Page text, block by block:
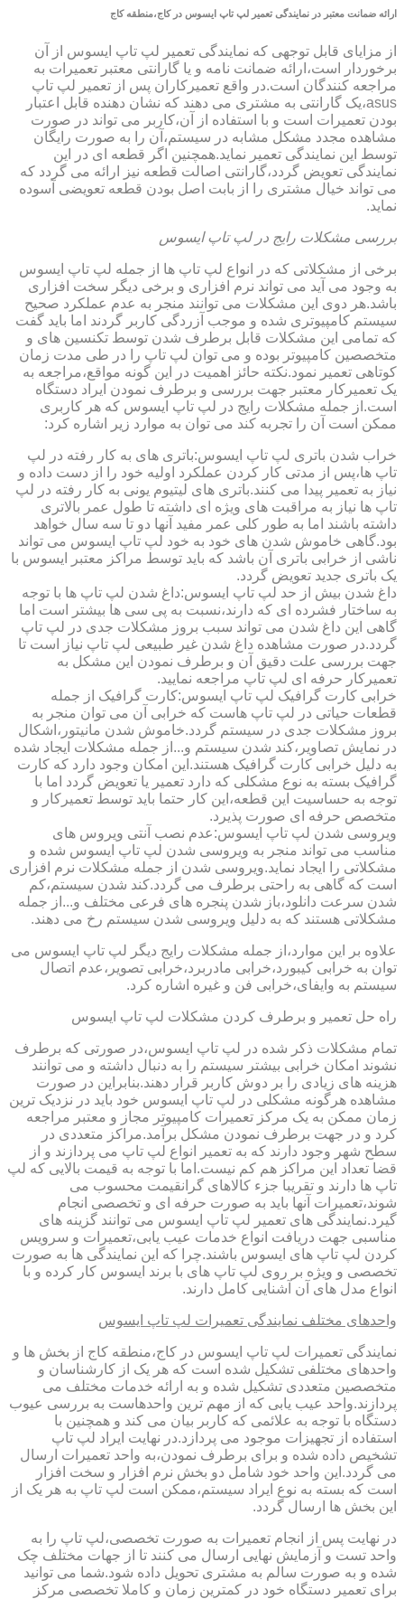
ارائه ضمانت معتبر در نمایندگی تعمیر لپ تاپ ایسوس در کاج،منطقه کاج
از مزایای قابل توجهی که نمایندگی تعمیر لپ تاپ ایسوس از آن
برخوردار است،ارائه ضمانت نامه و یا گارانتی معتبر تعمیرات به
مراجعه کنندگان است.در واقع تعمیرکاران پس از تعمیر لپ تاپ
asus،یک گارانتی به مشتری می دهند که نشان دهنده قابل اعتبار
بودن تعمیرات است و با استفاده از آن،کاربر می تواند در صورت
مشاهده مجدد مشکل مشابه در سیستم،آن را به صورت رایگان
توسط این نمایندگی تعمیر نماید.همچنین اگر قطعه ای در این
نمایندگی تعویض گردد،گارانتی اصالت قطعه نیز ارائه می گردد که
می تواند خیال مشتری را از بابت اصل بودن قطعه تعویضی آسوده
نماید.
بررسی مشکلات رایج در لپ تاپ ایسوس
برخی از مشکلاتی که در انواع لپ تاپ ها از جمله لپ تاپ ایسوس
به وجود می آید می تواند نرم افزاری و برخی دیگر سخت افزاری
باشد.هر دوی این مشکلات می توانند منجر به عدم عملکرد صحیح
سیستم کامپیوتری شده و موجب آزردگی کاربر گردند اما باید گفت
که تمامی این مشکلات قابل برطرف شدن توسط تکنسین های و
متخصصین کامپیوتر بوده و می توان لپ تاپ را در طی مدت زمان
کوتاهی تعمیر نمود.نکته حائز اهمیت در این گونه مواقع،مراجعه به
یک تعمیرکار معتبر جهت بررسی و برطرف نمودن ایراد دستگاه
است.از جمله مشکلات رایج در لپ تاپ ایسوس که هر کاربری
ممکن است آن را تجربه کند می توان به موارد زیر اشاره کرد:
خراب شدن باتری لپ تاپ ایسوس:باتری های به کار رفته در لپ
تاپ ها،پس از مدتی کار کردن عملکرد اولیه خود را از دست داده و
نیاز به تعمیر پیدا می کنند.باتری های لیتیوم یونی به کار رفته در لپ
تاپ ها نیاز به مراقبت های ویژه ای داشته تا طول عمر بالاتری
داشته باشند اما به طور کلی عمر مفید آنها دو تا سه سال خواهد
بود.گاهی خاموش شدن های خود به خود لپ تاپ ایسوس می تواند
ناشی از خرابی باتری آن باشد که باید توسط مراکز معتبر ایسوس با
یک باتری جدید تعویض گردد.
داغ شدن بیش از حد لپ تاپ ایسوس:داغ شدن لپ تاپ ها با توجه
به ساختار فشرده ای که دارند،نسبت به پی سی ها بیشتر است اما
گاهی این داغ شدن می تواند سبب بروز مشکلات جدی در لپ تاپ
گردد.در صورت مشاهده داغ شدن غیر طبیعی لپ تاپ نیاز است تا
جهت بررسی علت دقیق آن و برطرف نمودن این مشکل به
تعمیرکار حرفه ای لپ تاپ مراجعه نمایید.
خرابی کارت گرافیک لپ تاپ ایسوس:کارت گرافیک از جمله
قطعات حیاتی در لپ تاپ هاست که خرابی آن می توان منجر به
بروز مشکلات جدی در سیستم گردد.خاموش شدن مانیتور،اشکال
در نمایش تصاویر،کند شدن سیستم و...از جمله مشکلات ایجاد شده
به دلیل خرابی کارت گرافیک هستند.این امکان وجود دارد که کارت
گرافیک بسته به نوع مشکلی که دارد تعمیر یا تعویض گردد اما با
توجه به حساسیت این قطعه،این کار حتما باید توسط تعمیرکار و
متخصص حرفه ای صورت پذیرد.
ویروسی شدن لپ تاپ ایسوس:عدم نصب آنتی ویروس های
مناسب می تواند منجر به ویروسی شدن لپ تاپ ایسوس شده و
مشکلاتی را ایجاد نماید.ویروسی شدن از جمله مشکلات نرم افزاری
است که گاهی به راحتی برطرف می گردد.کند شدن سیستم،کم
شدن سرعت دانلود،باز شدن پنجره های فرعی مختلف و...از جمله
مشکلاتی هستند که به دلیل ویروسی شدن سیستم رخ می دهند.
علاوه بر این موارد،از جمله مشکلات رایج دیگر لپ تاپ ایسوس می
توان به خرابی کیبورد،خرابی مادربرد،خرابی تصویر،عدم اتصال
سیستم به وایفای،خرابی فن و غیره اشاره کرد.
راه حل تعمیر و برطرف کردن مشکلات لپ تاپ ایسوس
تمام مشکلات ذکر شده در لپ تاپ ایسوس،در صورتی که برطرف
نشوند امکان خرابی بیشتر سیستم را به دنبال داشته و می توانند
هزینه های زیادی را بر دوش کاربر قرار دهند.بنابراین در صورت
مشاهده هرگونه مشکلی در لپ تاپ ایسوس خود باید در نزدیک ترین
زمان ممکن به یک مرکز تعمیرات کامپیوتر مجاز و معتبر مراجعه
کرد و در جهت برطرف نمودن مشکل برآمد.مراکز متعددی در
سطح شهر وجود دارند که به تعمیر انواع لپ تاپ می پردازند و از
قضا تعداد این مراکز هم کم نیست.اما با توجه به قیمت بالایی که لپ
تاپ ها دارند و تقریبا جزء کالاهای گرانقیمت محسوب می
شوند،تعمیرات آنها باید به صورت حرفه ای و تخصصی انجام
گیرد.نمایندگی های تعمیر لپ تاپ ایسوس می توانند گزینه های
مناسبی جهت دریافت انواع خدمات عیب یابی،تعمیرات و سرویس
کردن لپ تاپ های ایسوس باشند.چرا که این نمایندگی ها به صورت
تخصصی و ویژه بر روی لپ تاپ های با برند ایسوس کار کرده و با
انواع مدل های آن آشنایی کامل دارند.
واحدهای مختلف نمایندگی تعمیرات لپ تاپ ایسوس
نمایندگی تعمیرات لپ تاپ ایسوس در کاج،منطقه کاج از بخش ها و
واحدهای مختلفی تشکیل شده است که هر یک از کارشناسان و
متخصصین متعددی تشکیل شده و به ارائه خدمات مختلف می
پردازند.واحد عیب یابی که از مهم ترین واحدهاست به بررسی عیوب
دستگاه با توجه به علائمی که کاربر بیان می کند و همچنین با
استفاده از تجهیزات موجود می پردازد.در نهایت ایراد لپ تاپ
تشخیص داده شده و برای برطرف نمودن،به واحد تعمیرات ارسال
می گردد.این واحد خود شامل دو بخش نرم افزار و سخت افزار
است که بسته به نوع ایراد سیستم،ممکن است لپ تاپ به هر یک از
این بخش ها ارسال گردد.
در نهایت پس از انجام تعمیرات به صورت تخصصی،لپ تاپ را به
واحد تست و آزمایش نهایی ارسال می کنند تا از جهات مختلف چک
شده و به صورت سالم به مشتری تحویل داده شود.شما می توانید
برای تعمیر دستگاه خود در کمترین زمان و کاملا تخصصی مرکز